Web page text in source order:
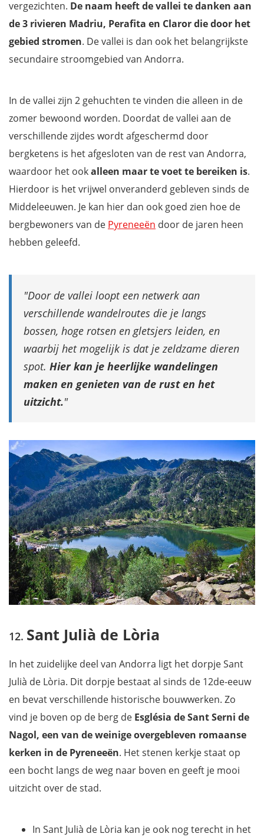
vergezichten. De naam heeft de vallei te danken aan
de 3 rivieren Madriu, Perafita en Claror die door het
gebied stromen. De vallei is dan ook het belangrijkste
secundaire stroomgebied van Andorra.
In de vallei zijn 2 gehuchten te vinden die alleen in de
zomer bewoond worden. Doordat de vallei aan de
verschillende zijdes wordt afgeschermd door
bergketens is het afgesloten van de rest van Andorra,
waardoor het ookalleen maar te voet te bereiken is.
Hierdoor is het vrijwel onveranderd gebleven sinds de
Middeleeuwen. Je kan hier dan ook goed zien hoe de
bergbewoners van de Pyreneeën door de jaren heen
hebben geleefd.
Door de vallei loopt een netwerk aan
verschillende wandelroutes die je langs
bossen, hoge rotsen en gletsjers leiden, en
waarbij het mogelijk is dat je zeldzame dieren
spot. Hier kan je heerlijke wandelingen
maken en genieten van de rust en het
uitzicht.
Sant Julià de Lòria
In het zuidelijke deel van Andorra ligt het dorpje Sant
Julià de Lòria. Dit dorpje bestaat al sinds de 12de-eeuw
en bevat verschillende historische bouwwerken. Zo
vind je boven op de berg de Església de Sant Serni de
Nagol, een van de weinige overgebleven romaanse
kerken in de Pyreneeën. Het stenen kerkje staat op
een bocht langs de weg naar boven en geeft je mooi
uitzicht over de stad.
In Sant Julià de Lòria kan je ook nog terecht in het